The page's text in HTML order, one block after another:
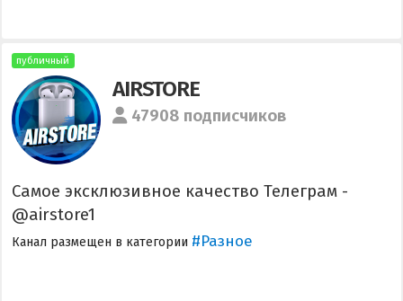
публичный
AIRSTORE
47908 подписчиков
Самое эксклюзивное качество Телеграм -
@airstore1
Канал размещен в категории #Разное